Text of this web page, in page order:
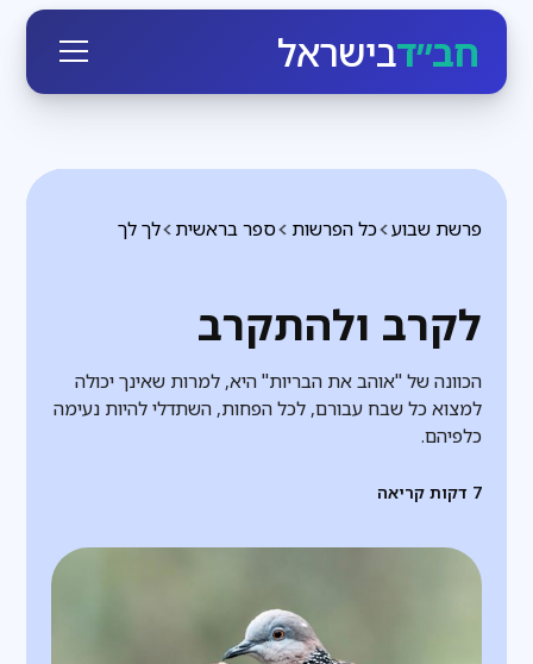
חב״דבישראל
לך לך ספר בראשית כל הפרשות פרשת שבוע
לקרב ולהתקרב
הכוונה של "אוהב את הבריות" היא, למרות שאינך יכולה
למצוא כל שבח עבורם, לכל הפחות, השתדלי להיות נעימה
כלפיהם.
7 דקות קריאה